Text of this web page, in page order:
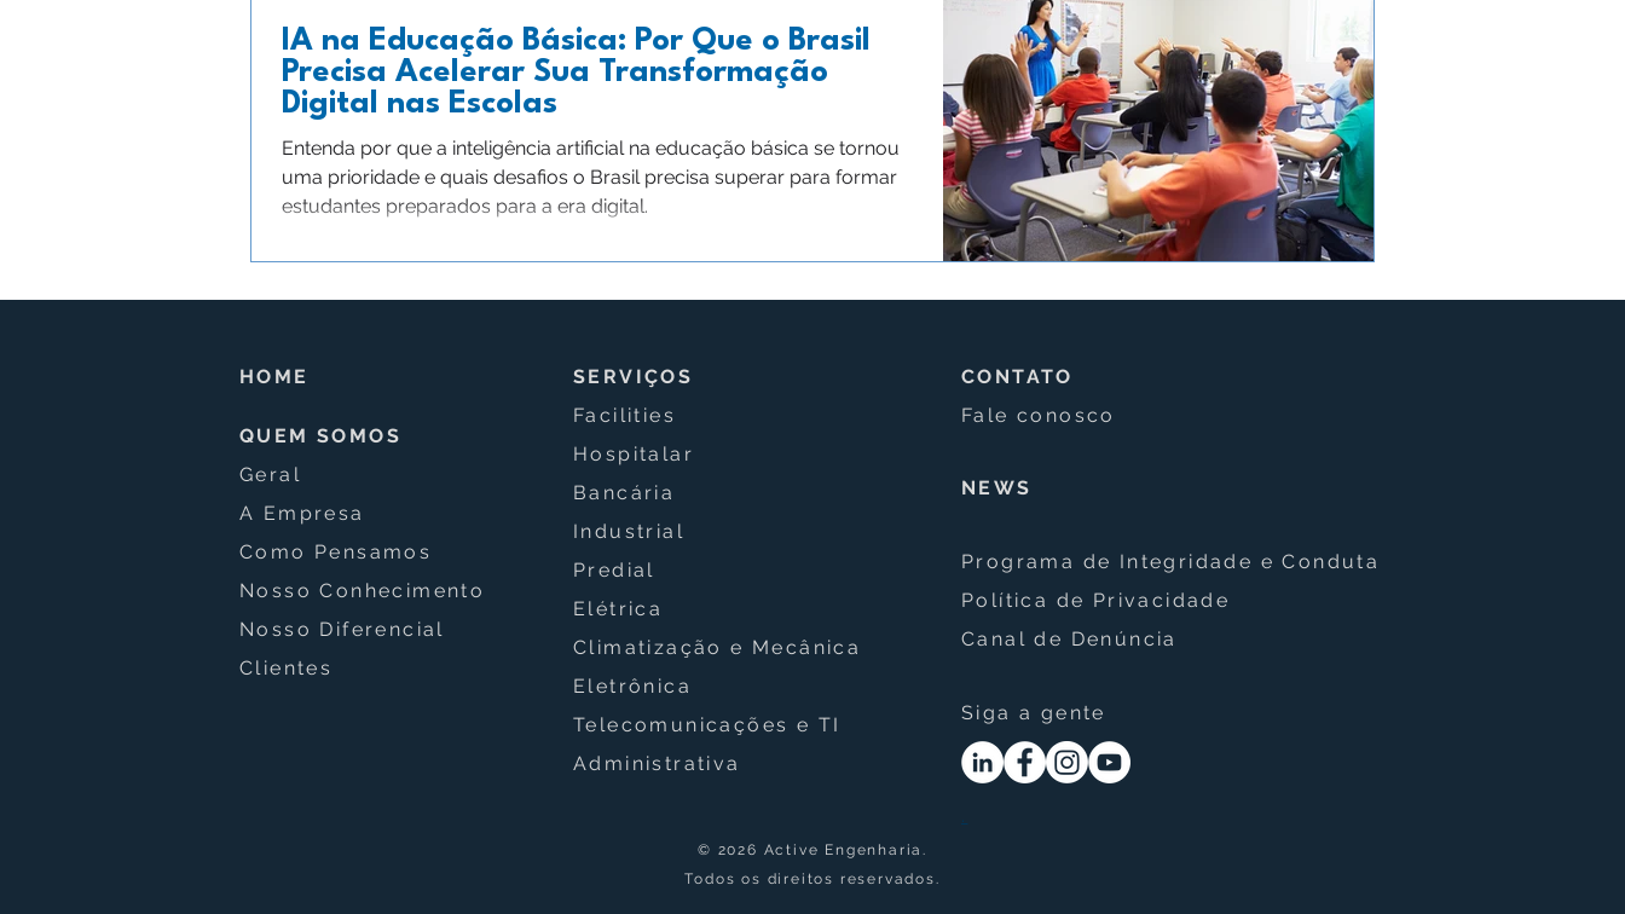
IA na Educação Básica: Por Que o Brasil
Precisa Acelerar Sua Transformação
Digital nas Escolas
Entenda por que a inteligência artificial na educação básica se tornou
uma prioridade e quais desafios o Brasil precisa superar para formar
estudantes preparados para a era digital.
HOME
QUEM SOMOS
Geral
A Empresa
Como Pensamos
Nosso Conhecimento
Nosso Diferencial
Clientes
SERVIÇOS
Facilities
Hospitalar
Bancária
Industrial
Predial
Elétrica
Climatização e Mecânica
Eletrônica
Telecomunicações e TI
Administrativa
CONTATO
Fale conosco
NEWS
Programa de Integridade e Conduta
Política de Privacidade
Canal de Denúncia
Siga a gente
.
© 2026 Active Engenharia.
Todos os direitos reservados.